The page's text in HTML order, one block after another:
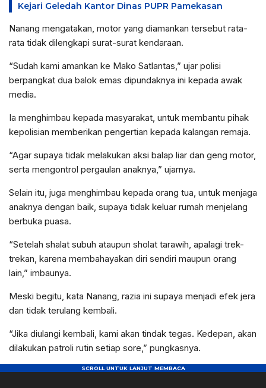
Kejari Geledah Kantor Dinas PUPR Pamekasan
Nanang mengatakan, motor yang diamankan tersebut rata-
rata tidak dilengkapi surat-surat kendaraan.
“Sudah kami amankan ke Mako Satlantas,” ujar polisi
berpangkat dua balok emas dipundaknya ini kepada awak
media.
Ia menghimbau kepada masyarakat, untuk membantu pihak
kepolisian memberikan pengertian kepada kalangan remaja.
“Agar supaya tidak melakukan aksi balap liar dan geng motor,
serta mengontrol pergaulan anaknya,” ujarnya.
Selain itu, juga menghimbau kepada orang tua, untuk menjaga
anaknya dengan baik, supaya tidak keluar rumah menjelang
berbuka puasa.
“Setelah shalat subuh ataupun sholat tarawih, apalagi trek-
trekan, karena membahayakan diri sendiri maupun orang
lain,” imbaunya.
Meski begitu, kata Nanang, razia ini supaya menjadi efek jera
dan tidak terulang kembali.
“Jika diulangi kembali, kami akan tindak tegas. Kedepan, akan
dilakukan patroli rutin setiap sore,” pungkasnya.